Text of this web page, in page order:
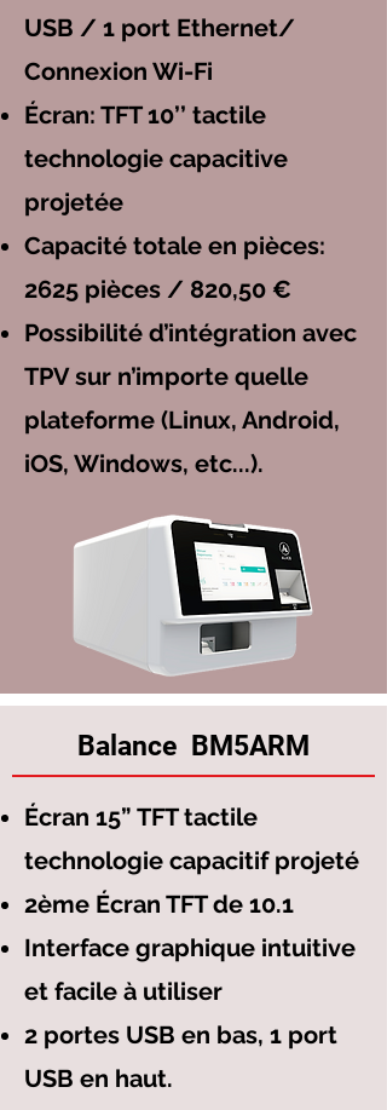
USB / 1 port Ethernet/
Connexion Wi-Fi
Écran: TFT 10’’ tactile
technologie capacitive
projetée
Capacité totale en pièces:
2625 pièces / 820,50 €
Possibilité d’intégration avec
TPV sur n’importe quelle
plateforme (Linux, Android,
iOS, Windows, etc...).
Balance BM5ARM
Écran 15” TFT tactile
technologie capacitif projeté
2ème Écran TFT de 10.1
Interface graphique intuitive
et facile à utiliser
2 portes USB en bas, 1 port
USB en haut.